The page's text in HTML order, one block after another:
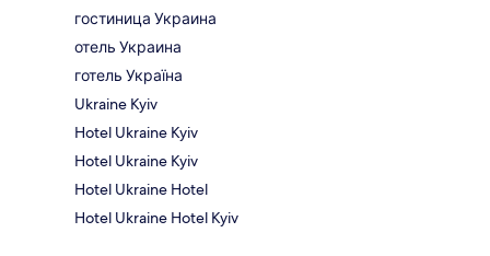
гостиница Украина
отель Украина
готель Україна
Ukraine Kyiv
Hotel Ukraine Kyiv
Hotel Ukraine Kyiv
Hotel Ukraine Hotel
Hotel Ukraine Hotel Kyiv